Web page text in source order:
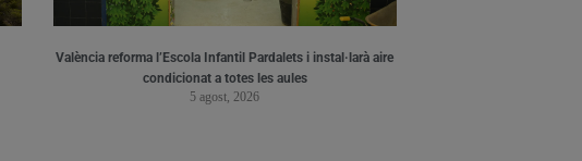
València reforma l’Escola Infantil Pardalets i instal·larà aire
condicionat a totes les aules
5 agost, 2026